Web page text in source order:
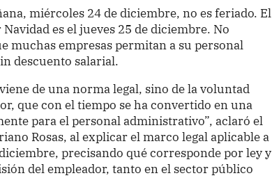
miércoles 24 de diciembre, no es feriado. El
es el jueves 25 de diciembre. No
muchas empresas permitan a su personal
descuento salarial.
de una norma legal, sino de la voluntad
que con el tiempo se ha convertido en una
para el personal administrativo”, aclaró el
Rosas, al explicar el marco legal aplicable a
precisando qué corresponde por ley y
del empleador, tanto en el sector público